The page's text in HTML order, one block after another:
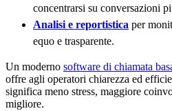
concentrarsi su conversazioni
Analisi e reportistica per
equo e trasparente.
Un moderno software di chiamata
offre agli operatori chiarezza ed
significa meno stress, maggiore
migliore.